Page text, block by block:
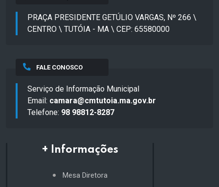
PRAÇA PRESIDENTE GETÚLIO VARGAS, Nº 266 \
CENTRO \ TUTÓIA - MA \ CEP: 65580000
FALE CONOSCO
Serviço de Informação Municipal
Email: camara@cmtutoia.ma.gov.br
Telefone: 98 98812-8287
+ Informações
Mesa Diretora